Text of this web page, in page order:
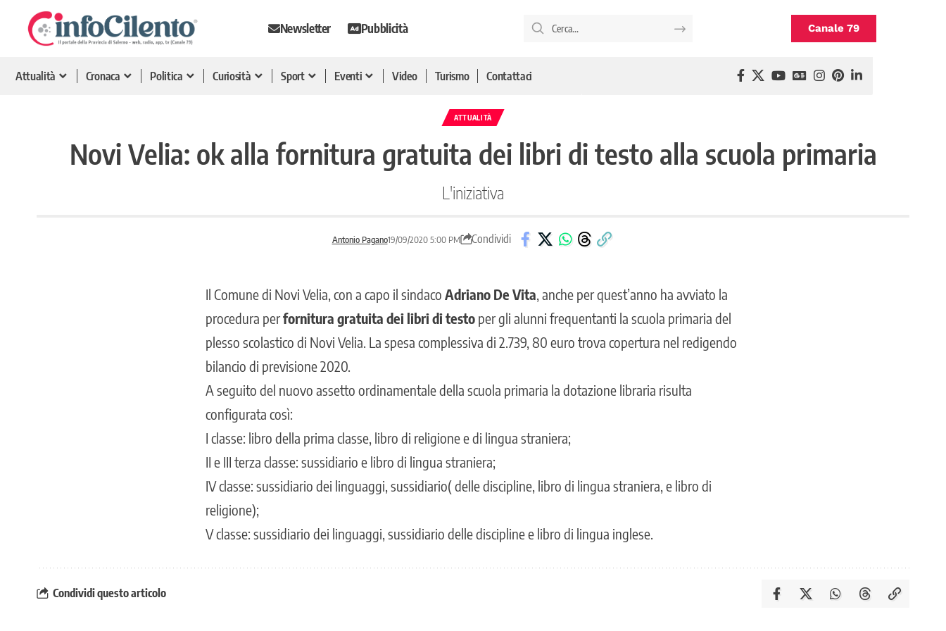
Newsletter Pubblicità Canale 79
Attualità Cronaca Politica Curiosità Sport Eventi Video Turismo Contattaci
ATTUALITÀ
Novi Velia: ok alla fornitura gratuita dei libri di testo alla scuola primaria
L'iniziativa
Antonio Pagano19/09/2020 5:00 PM Condividi
Il Comune di Novi Velia , con a capo il sindaco Adriano De Vita , anche per quest’anno ha avviato la
procedura perfornitura gratuita dei libri di testo per gli alunni frequentanti la scuola primaria del
plesso scolastico di Novi Velia. La spesa complessiva di 2.739, 80 euro trova copertura nel redigendo
bilancio di previsione 2020.
A seguito del nuovo assetto ordinamentale della scuola primaria la dotazione libraria risulta
configurata così:
I classe: libro della prima classe, libro di religione e di lingua straniera;
II e III terza classe: sussidiario e libro di lingua straniera;
IV classe: sussidiario dei linguaggi, sussidiario( delle discipline, libro di lingua straniera, e libro di
religione);
V classe: sussidiario dei linguaggi, sussidiario delle discipline e libro di lingua inglese.
Condividi questo articolo